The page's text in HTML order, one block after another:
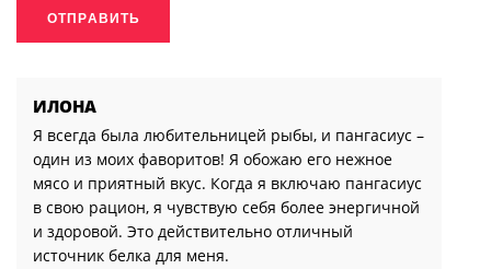
ИЛОНА
Я всегда была любительницей рыбы, и пангасиус –
один из моих фаворитов! Я обожаю его нежное
мясо и приятный вкус. Когда я включаю пангасиус
в свою рацион, я чувствую себя более энергичной
и здоровой. Это действительно отличный
источник белка для меня.